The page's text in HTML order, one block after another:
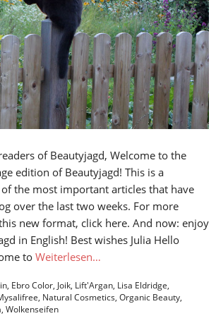
of Beautyjagd, Welcome to the
edition of Beautyjagd! This is a
the most important articles that have
over the last two weeks. For more
new format, click here. And now: enjoy
in English! Best wishes Julia Hello
to Weiterlesen…
, Ebro Color, Joik, Lift'Argan, Lisa Eldridge,
, Natural Cosmetics, Organic Beauty,
, Wolkenseifen